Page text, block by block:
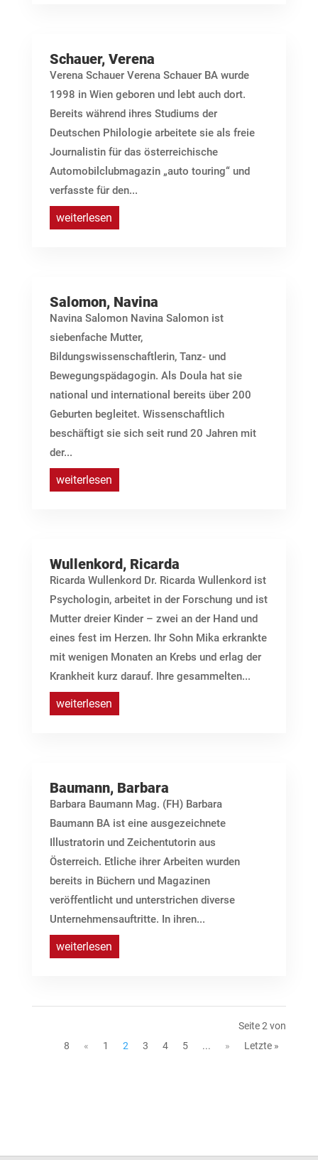
Schauer, Verena
Verena Schauer Verena Schauer BA wurde
1998 in Wien geboren und lebt auch dort.
Bereits während ihres Studiums der
Deutschen Philologie arbeitete sie als freie
Journalistin für das österreichische
Automobilclubmagazin „auto touring“ und
verfasste für den...
weiterlesen
Salomon, Navina
Navina Salomon Navina Salomon ist
siebenfache Mutter,
Bildungswissenschaftlerin, Tanz- und
Bewegungspädagogin. Als Doula hat sie
national und international bereits über 200
Geburten begleitet. Wissenschaftlich
beschäftigt sie sich seit rund 20 Jahren mit
der...
weiterlesen
Wullenkord, Ricarda
Ricarda Wullenkord Dr. Ricarda Wullenkord ist
Psychologin, arbeitet in der Forschung und ist
Mutter dreier Kinder – zwei an der Hand und
eines fest im Herzen. Ihr Sohn Mika erkrankte
mit wenigen Monaten an Krebs und erlag der
Krankheit kurz darauf. Ihre gesammelten...
weiterlesen
Baumann, Barbara
Barbara Baumann Mag. (FH) Barbara
Baumann BA ist eine ausgezeichnete
Illustratorin und Zeichentutorin aus
Österreich. Etliche ihrer Arbeiten wurden
bereits in Büchern und Magazinen
veröffentlicht und unterstrichen diverse
Unternehmens­auftritte. In ihren...
weiterlesen
Seite 2 von
8
« 1 2 3 4 5 ... » Letzte »